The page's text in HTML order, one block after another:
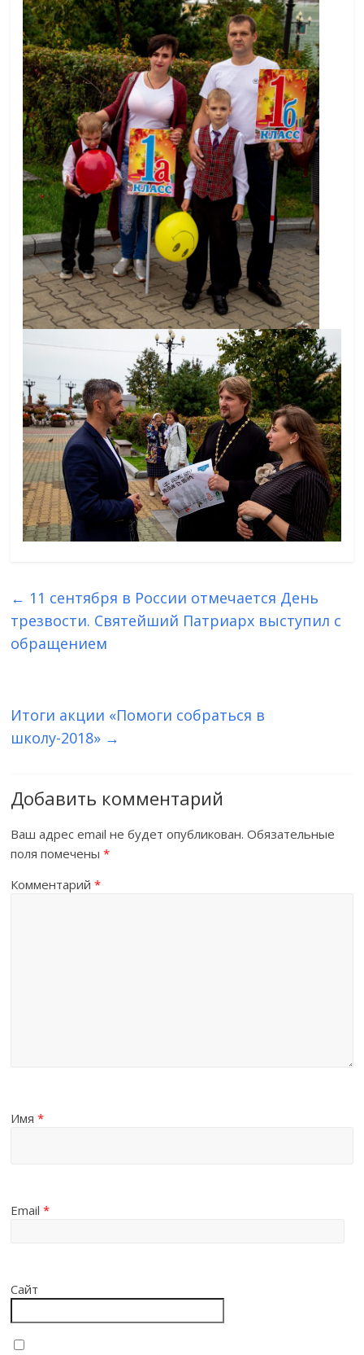
← 11 сентября в России отмечается День
трезвости. Святейший Патриарх выступил с
обращением
Итоги акции «Помоги собраться в
школу-2018» →
Добавить комментарий
Ваш адрес email не будет опубликован. Обязательные
поля помечены*
Комментарий*
Имя*
Email*
Сайт